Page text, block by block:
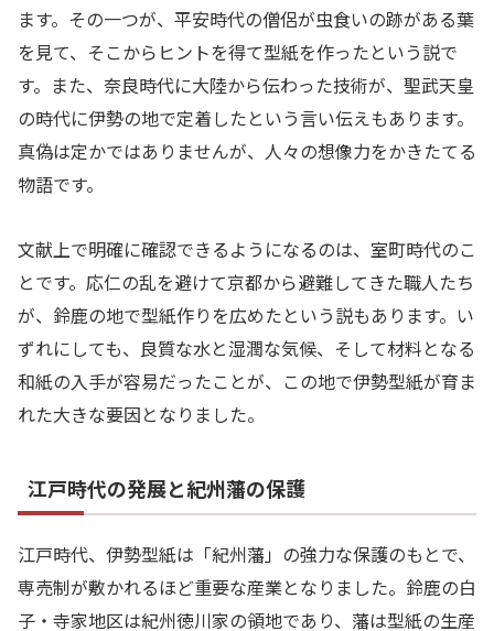
ます。その一つが、平安時代の僧侶が虫食いの跡がある葉
を見て、そこからヒントを得て型紙を作ったという説で
す。また、奈良時代に大陸から伝わった技術が、聖武天皇
の時代に伊勢の地で定着したという言い伝えもあります。
真偽は定かではありませんが、人々の想像力をかきたてる
物語です。
文献上で明確に確認できるようになるのは、室町時代のこ
とです。応仁の乱を避けて京都から避難してきた職人たち
が、鈴鹿の地で型紙作りを広めたという説もあります。い
ずれにしても、良質な水と湿潤な気候、そして材料となる
和紙の入手が容易だったことが、この地で伊勢型紙が育ま
れた大きな要因となりました。
江戸時代の発展と紀州藩の保護
江戸時代、伊勢型紙は「紀州藩」の強力な保護のもとで、
専売制が敷かれるほど重要な産業となりました。鈴鹿の白
子・寺家地区は紀州徳川家の領地であり、藩は型紙の生産